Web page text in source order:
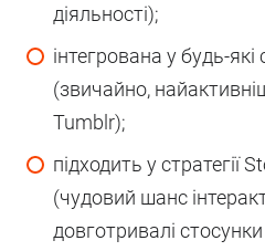
діяльності);
інтегрована у будь-які
(звичайно,
Tumblr);
підходить у стратегії
(чудовий шанс
довготривалі